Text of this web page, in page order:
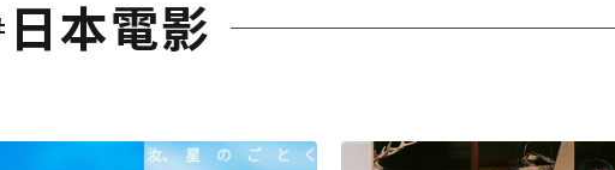
日本電影